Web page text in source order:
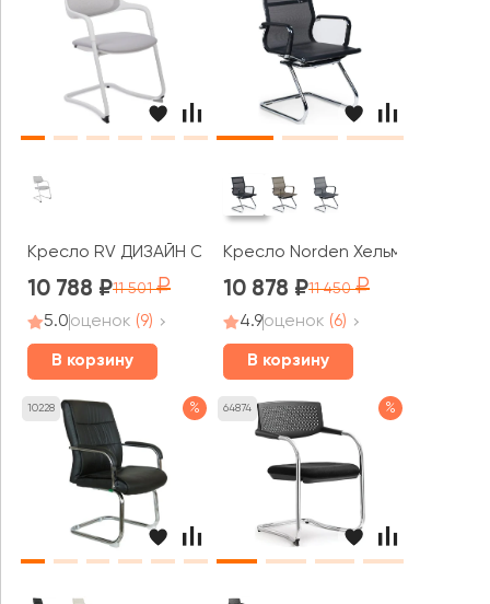
Кресло RV ДИЗАЙН Скролл СФ / Scroll SF (HY-813BC)
10 788 11 501
5.0оценок (9)
В корзину
Кресло Norden Хельмут CF
10 878 11 450
4.9оценок (6)
В корзину
10228 % 64874 %